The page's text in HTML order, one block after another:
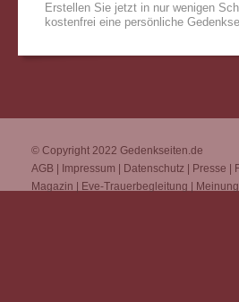
Erstellen Sie jetzt in nur wenigen
kostenfrei eine persönliche
© Copyright 2022 Gedenkseiten.de
AGB
Impressum Datenschutz Presse
Magazin
Eve-Trauerbegleitung